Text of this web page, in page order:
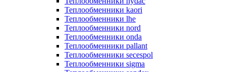
Теплообменники kaori
Теплообменники lhe
Теплообменники nord
Теплообменники onda
Теплообменники pallant
Теплообменники secespol
Теплообменники sigma